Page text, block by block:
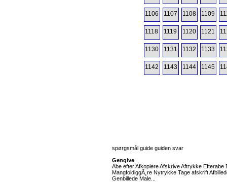
1106 1107 1108 1109
1118 1119 1120 1121
1130 1131 1132 1133
1142 1143 1144 1145
spørgsmål guide guiden svar
Gengive
Abe efter Afkopiere Afskrive Aftrykke
MangfoldiggÃ¸re Nytrykke Tage afskrift
Genbillede Male...